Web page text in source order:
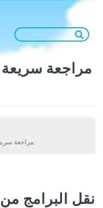
PickMeApp 0.6.3.1، مراجعة سريعة باللغة العربية.
نقل البرامج من